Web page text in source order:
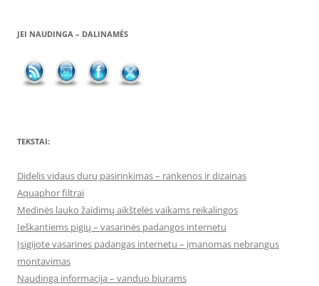
JEI NAUDINGA – DALINAMĖS
TEKSTAI:
Didelis vidaus durų pasirinkimas – rankenos ir dizainas
Aquaphor filtrai
Medinės lauko žaidimų aikštelės vaikams reikalingos
Ieškantiems pigių – vasarinės padangos internetu
Įsigijote vasarines padangas internetu – įmanomas nebrangus
montavimas
Naudinga informacija – vanduo biurams